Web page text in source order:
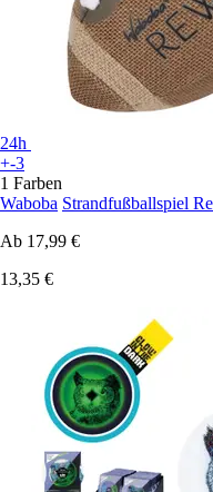
24h
+-3
1 Farben
Waboba Strandfußballspiel
Ab 17,99 €
13,35 €